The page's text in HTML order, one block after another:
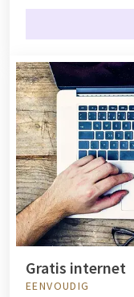
Gratis internet
EENVOUDIG